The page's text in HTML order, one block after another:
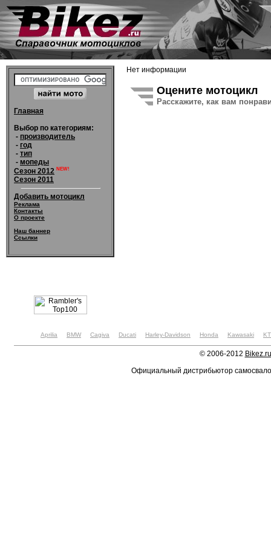
Главная
Выбор по категориям:
- производитель
- год
- тип
- мопеды
Сезон 2012 NEW!
Сезон 2011
Добавить мотоцикл
Реклама
Контакты
О проекте
Наш баннер
Ссылки
Нет информации
Оцените мотоцикл
Расскажите, как вам
Aprilia BMW Cagiva Ducati Harley-Davidson Honda Kawasaki
© 2006-2012 Bikez.ru
Официальный дистрибьютор